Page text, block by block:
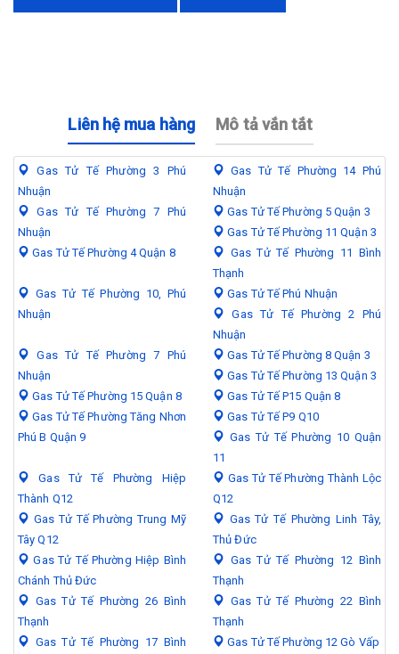
Liên hệ mua hàng Mô tả vắn tắt
Gas Tử Tế Phường 3 Phú
Nhuận
Gas Tử Tế Phường 14 Phú
Nhuận
Gas Tử Tế Phường 7 Phú
Nhuận
Gas Tử Tế Phường 5 Quận 3
Gas Tử Tế Phường 11 Quận 3
Gas Tử Tế Phường 4 Quận 8
Gas Tử Tế Phường 11 Bình
Thạnh
Gas Tử Tế Phường 10, Phú
Nhuận
Gas Tử Tế Phú Nhuận
Gas Tử Tế Phường 2 Phú
Nhuận
Gas Tử Tế Phường 7 Phú
Nhuận
Gas Tử Tế Phường 8 Quận 3
Gas Tử Tế Phường 13 Quận 3
Gas Tử Tế Phường 15 Quận 8
Gas Tử Tế P15 Quận 8
Gas Tử Tế Phường Tăng Nhơn
Phú B Quận 9
Gas Tử Tế P9 Q10
Gas Tử Tế Phường 10 Quận
11
Gas Tử Tế Phường Hiệp
Thành Q12
Gas Tử Tế Phường Thành Lộc
Q12
Gas Tử Tế Phường Trung Mỹ
Tây Q12
Gas Tử Tế Phường Linh Tây,
Thủ Đức
Gas Tử Tế Phường Hiệp Bình
Chánh Thủ Đức
Gas Tử Tế Phường 12 Bình
Thạnh
Gas Tử Tế Phường 26 Bình
Thạnh
Gas Tử Tế Phường 22 Bình
Thạnh
Gas Tử Tế Phường 17 Bình
Gas Tử Tế Phường 12 Gò Vấp